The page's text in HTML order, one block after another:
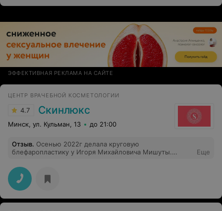
ЭФФЕКТИВНАЯ РЕКЛАМА НА САЙТЕ
ЦЕНТР ВРАЧЕБНОЙ КОСМЕТОЛОГИИ
4.7 Скинлюкс
Минск, ул. Кульман, 13 до 21:00
Отзыв. Осенью 2022г делала круговую
блефаропластику у Игоря Михайловича Мишуты.
профессионалов, отдельных теплых слов заслуживает
анастезиолог Тамара Николаевна - волшебным
образом несколькими словами снимает волнение и
страх! Я была настроена оптимистично! Операция
прошла хорошо, НО…. Что было со мной в период
Еще